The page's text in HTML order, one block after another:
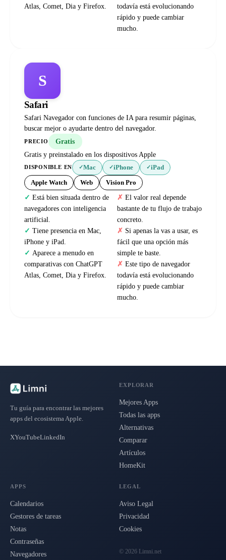
Atlas, Comet, Dia y Firefox.
todavía está evolucionando
rápido y puede cambiar
mucho.
S
Safari
Safari Navegador con funciones de IA para resumir páginas,
buscar mejor o ayudarte dentro del navegador.
PRECIO
Gratis
Gratis y preinstalado en los dispositivos Apple
DISPONIBLE EN ✓Mac ✓iPhone ✓iPad
Apple Watch Web Vision Pro
Está bien situada dentro de
navegadores con inteligencia
artificial.
Tiene presencia en Mac,
iPhone y iPad.
Aparece a menudo en
comparativas con ChatGPT
Atlas, Comet, Dia y Firefox.
El valor real depende
bastante de tu flujo de trabajo
concreto.
Si apenas la vas a usar, es
fácil que una opción más
simple te baste.
Este tipo de navegador
todavía está evolucionando
rápido y puede cambiar
mucho.
Tu guía para encontrar las mejores
apps del ecosistema Apple.
XYouTubeLinkedIn
EXPLORAR
Mejores Apps
Todas las apps
Alternativas
Comparar
Artículos
HomeKit
APPS
Calendarios
Gestores de tareas
Notas
Contraseñas
Navegadores
LEGAL
Aviso Legal
Privacidad
Cookies
© 2026 Limni.net